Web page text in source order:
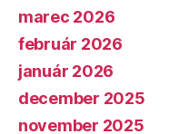
marec 2026
február 2026
január 2026
december 2025
november 2025